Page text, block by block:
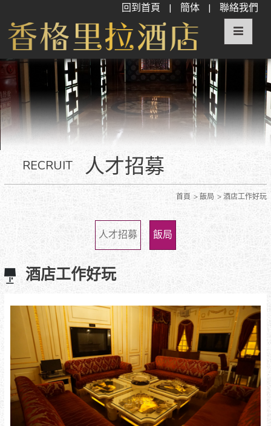
回到首頁 | 簡体 | 聯絡我們
RECRUIT 人才招募
首頁 飯局 酒店工作好玩
人才招募 飯局
酒店工作好玩